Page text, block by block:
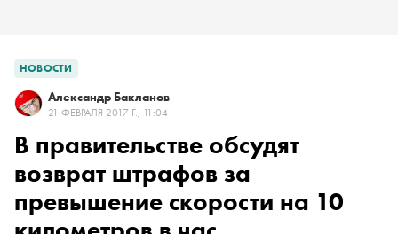
НОВОСТИ
Александр Бакланов
21 ФЕВРАЛЯ 2017 Г., 11:04
В правительстве обсудят
возврат штрафов за
превышение скорости на 10